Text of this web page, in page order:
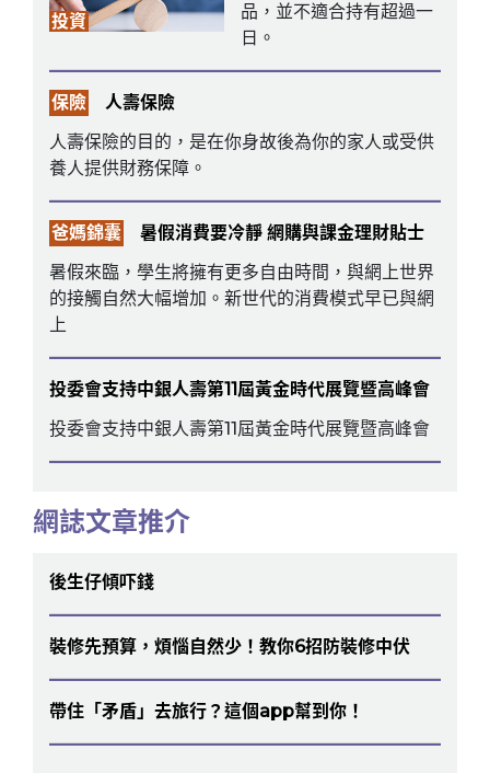
投資
品，並不適合持有超過一
日。
保險
人壽保險
人壽保險的目的，是在你身故後為你的家人或受供
養人提供財務保障。
爸媽錦囊
暑假消費要冷靜 網購與課金理財貼士
暑假來臨，學生將擁有更多自由時間，與網上世界
的接觸自然大幅增加。新世代的消費模式早已與網
上
投委會支持中銀人壽第11屆黃金時代展覽暨高峰會
投委會支持中銀人壽第11屆黃金時代展覽暨高峰會
網誌文章推介
後生仔傾吓錢
裝修先預算，煩惱自然少！教你6招防裝修中伏
帶住「矛盾」去旅行？這個app幫到你！